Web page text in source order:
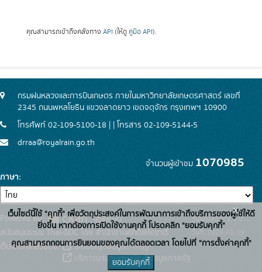
คุณสามารถเข้าถึงคลังทาง API (ให้ดู คู่มือ API).
กรมฝนหลวงและการบินเกษตร ภายในมหาวิทยาลัยเกษตรศาสตร์ เลขที่
2345 ถนนพหลโยธิน แขวงลาดยาว เขตจตุจักร กรุงเทพฯ 10900
โทรศัพท์ 02-109-5100-18 | | โทรสาร 02-109-5144-5
drraa@royalrain.go.th
จำนวนผู้เข้าชม 1070985
ภาษา
Powered by:
สนับสนุนระบบ Thai-GDC โดย สำนักงานสถิติแห่งชาติ
เว็บไซต์ที่เกี่ยวข้อง:
ระบบบัญชีข้อมูลภาครัฐ
บริการนามานุกรมบัญชีข้อมูลภาครัฐ
รุ่นโปรแกรม: 2.1.0
วันที่: 2024-01-19
เว็บไซต์นี้ใช้ "คุกกี้" เพื่อวัตถุประสงค์ในการพัฒนาการเข้าถึงบริการของผู้ใช้ให้ดี
ยิ่งขึ้น หากต้องการเปิดใช้งานคุกกี้ โปรดคลิก "ยอมรับคุกกี้"
คุณสามารถถอนการยินยอมของคุณได้ตลอดเวลา โดยไปที่ "การตั้งค่าคุกกี้"
ยอมรับคุกกี้
x